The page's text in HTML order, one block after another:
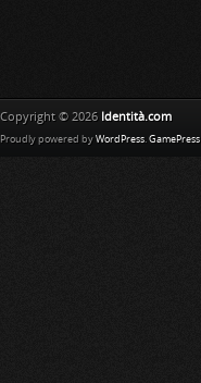
Copyright © 2026 Identità.com
Proudly powered by WordPress. GamePress